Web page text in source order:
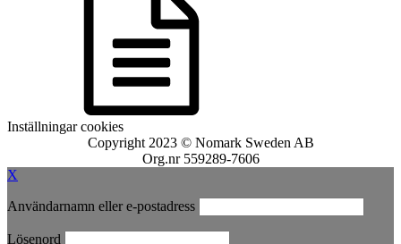
Inställningar cookies
Copyright 2023 © Nomark Sweden AB
Org.nr 559289-7606
X
Användarnamn eller e-postadress
Lösenord